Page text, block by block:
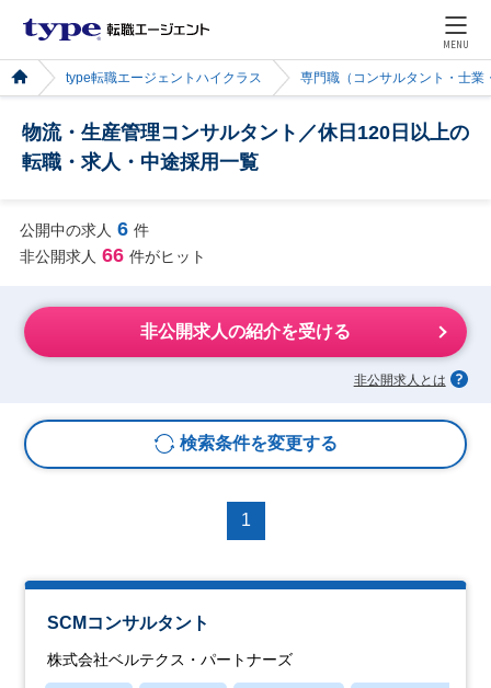
MENU
type転職エージェントハイクラス 専門職（コンサルタント・士業
物流・生産管理コンサルタント／休日120日以上の
転職・求人・中途採用一覧
公開中の求人 6 件
非公開求人 66 件がヒット
非公開求人の紹介を受ける
非公開求人とは
検索条件を変更する
1
SCMコンサルタント
株式会社ベルテクス・パートナーズ